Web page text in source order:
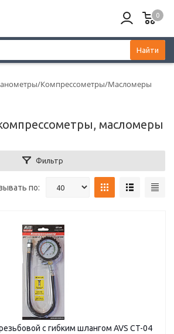
0
Найти
Компрессометры/Масломеры
масломеры
Фильтр
по:
с гибким шлангом AVS CT-04